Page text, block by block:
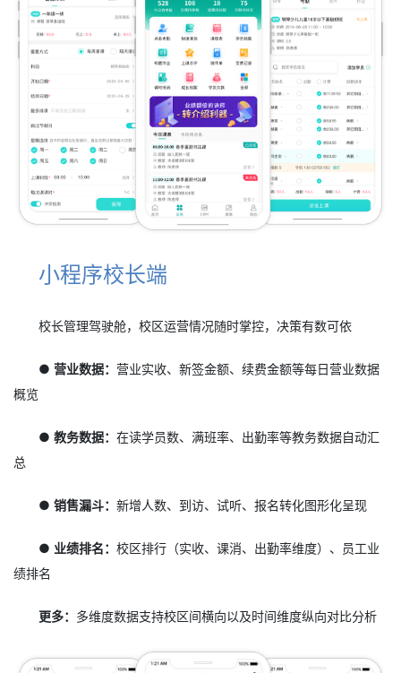
小程序校长端
校长管理驾驶舱，校区运营情况随时掌控，决策有数可依
● 营业数据：营业实收、新签金额、续费金额等每日营业数据
概览
● 教务数据：在读学员数、满班率、出勤率等教务数据自动汇
总
● 销售漏斗：新增人数、到访、试听、报名转化图形化呈现
● 业绩排名：校区排行（实收、课消、出勤率维度）、员工业
绩排名
更多： 多维度数据支持校区间横向以及时间维度纵向对比分析